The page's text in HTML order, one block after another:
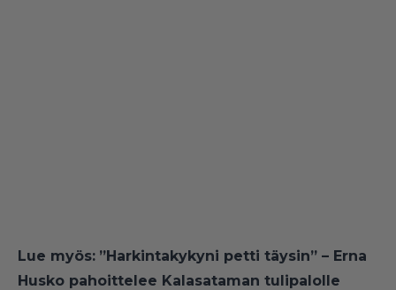
Lue myös: ”Harkintakykyni petti täysin” – Erna
Husko pahoittelee Kalasataman tulipalolle